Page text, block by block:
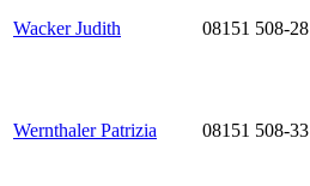
Wacker Judith 08151 508-28
Wernthaler Patrizia 08151 508-33